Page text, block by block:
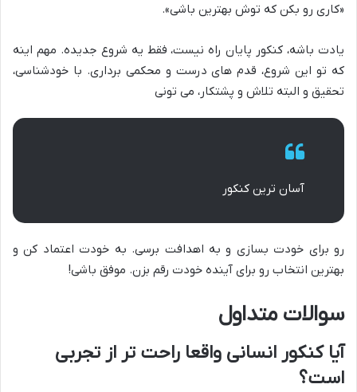
«کاری رو بکن که توش بهترین باشی».
یادت باشه، کنکور پایان راه نیست، فقط یه شروع جدیده. مهم اینه
که تو این شروع، قدم های درست و محکمی برداری. با خودشناسی،
تحقیق و البته تلاش و پشتکار، می تونی
آسان ترین کنکور
رو برای خودت بسازی و به اهدافت برسی. به خودت اعتماد کن و
بهترین انتخاب رو برای آینده خودت رقم بزن. موفق باشی!
سوالات متداول
آیا کنکور انسانی واقعا راحت تر از تجربی
است؟